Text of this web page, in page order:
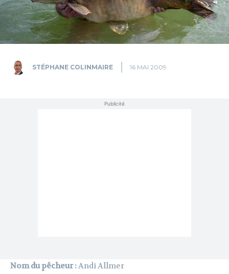
STÉPHANE COLINMAIRE 16 MAI 2009
Publicité
Nom du pêcheur :Andi Allmer